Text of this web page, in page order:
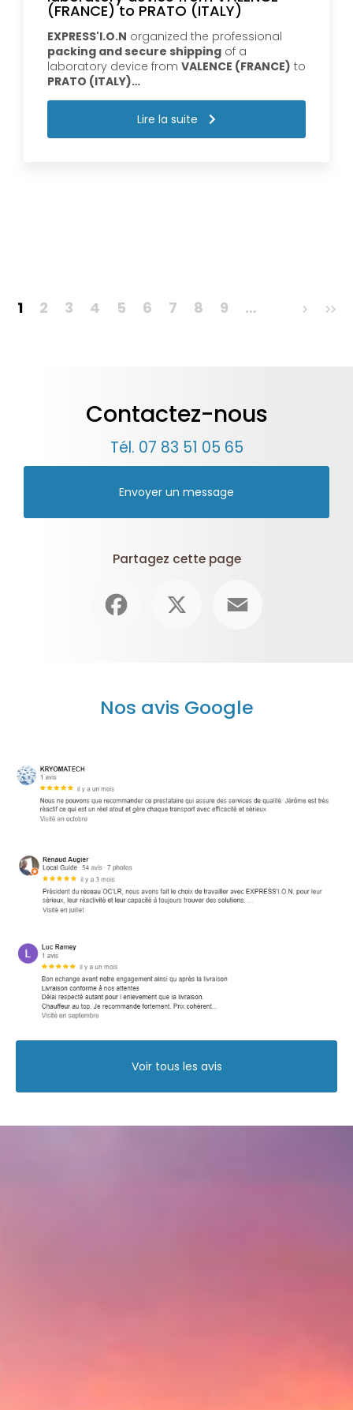
(FRANCE) to PRATO (ITALY)
EXPRESS'I.O.N organized the professional
packing and secure shipping of a
laboratory device from VALENCE (FRANCE) to
PRATO (ITALY)…
Lire la suite
1 2 3 4 5 6 7 8 9 …
Contactez-nous
Tél. 07 83 51 05 65
Envoyer un message
Partagez cette page
Nos avis Google
Voir tous les avis